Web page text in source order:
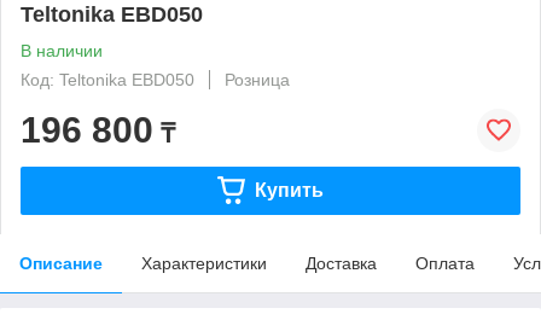
Teltonika EBD050
В наличии
Код: Teltonika EBD050
Розница
196 800 ₸
Купить
Описание Характеристики Доставка Оплата